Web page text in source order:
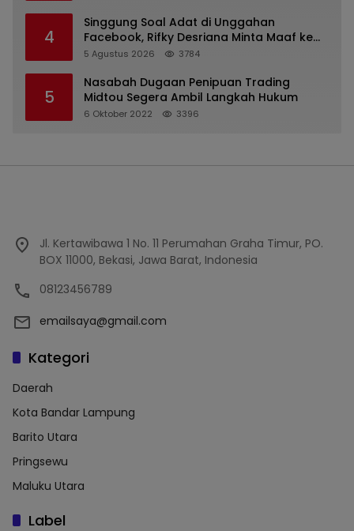
4
Singgung Soal Adat di Unggahan
Facebook, Rifky Desriana Minta Maaf ke
PDA dan Bupati Kubar
5 Agustus 2026 3784
5
Nasabah Dugaan Penipuan Trading
Midtou Segera Ambil Langkah Hukum
6 Oktober 2022 3396
Jl. Kertawibawa 1 No. 11 Perumahan Graha Timur, PO.
BOX 11000, Bekasi, Jawa Barat, Indonesia
08123456789
emailsaya@gmail.com
Kategori
Daerah
Kota Bandar Lampung
Barito Utara
Pringsewu
Maluku Utara
Label